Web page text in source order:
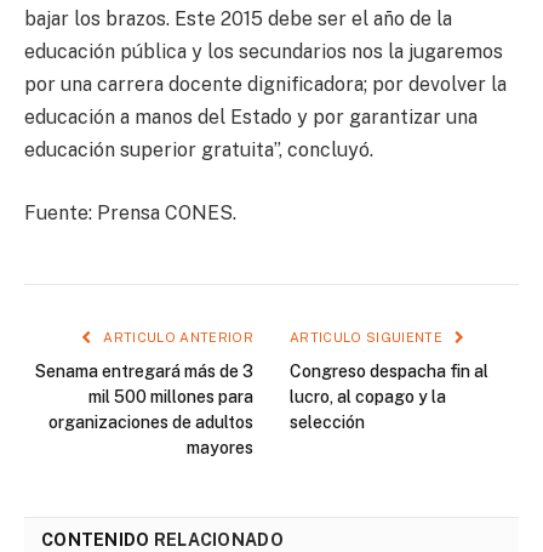
bajar los brazos. Este 2015 debe ser el año de la
educación pública y los secundarios nos la jugaremos
por una carrera docente dignificadora; por devolver la
educación a manos del Estado y por garantizar una
educación superior gratuita”, concluyó.
Fuente: Prensa CONES.
ARTICULO ANTERIOR
Senama entregará más de 3
mil 500 millones para
organizaciones de adultos
mayores
ARTICULO SIGUIENTE
Congreso despacha fin al
lucro, al copago y la
selección
CONTENIDO RELACIONADO